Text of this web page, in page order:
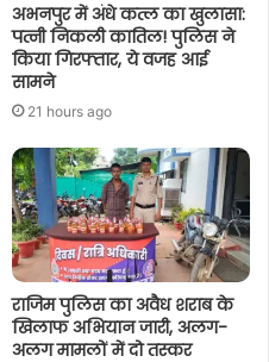
अभनपुर में अंधे कत्ल का खुलासा:
पत्नी निकली कातिल! पुलिस ने
किया गिरफ्तार, ये वजह आई
सामने
21 hours ago
राजिम पुलिस का अवैध शराब के
खिलाफ अभियान जारी, अलग-
अलग मामलों में दो तस्कर